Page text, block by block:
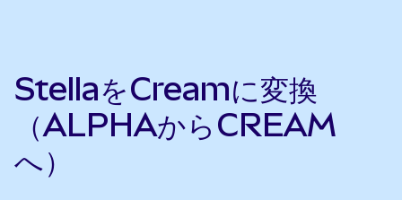
StellaをCreamに変換
（ALPHAからCREAM
へ）